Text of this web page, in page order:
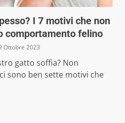
I 7 motivi che non
comportamento felino
Ottobre 2023
gatto soffia? Non
sono ben sette motivi che